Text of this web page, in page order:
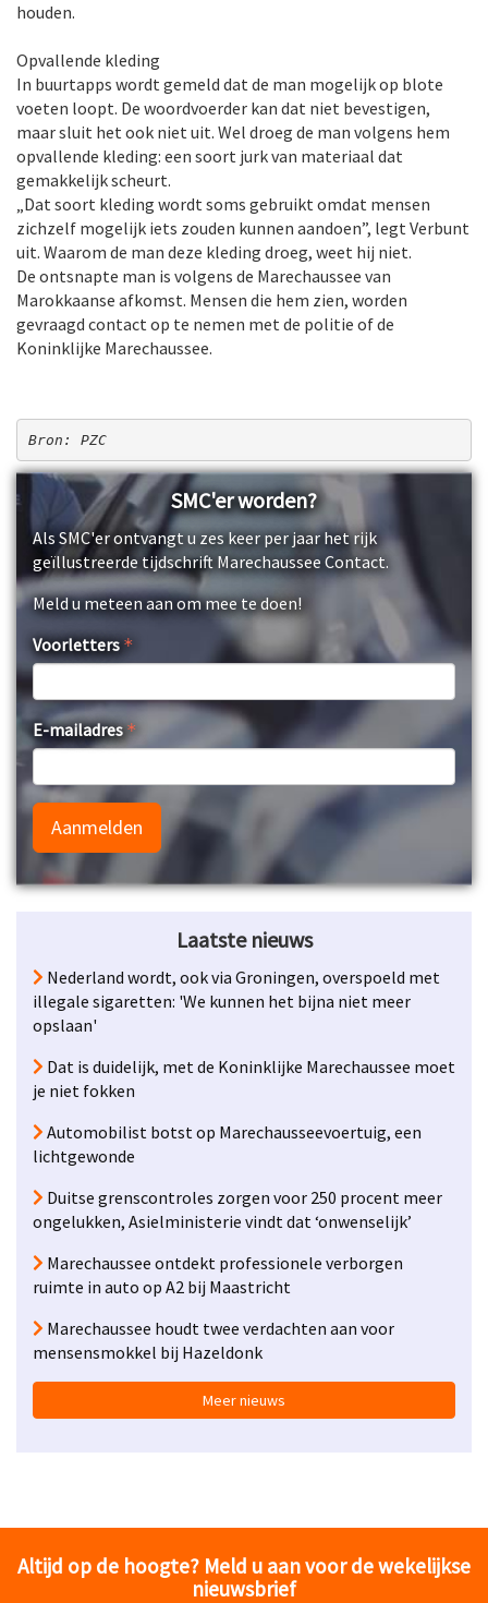
houden.
Opvallende kleding
In buurtapps wordt gemeld dat de man mogelijk op blote
voeten loopt. De woordvoerder kan dat niet bevestigen,
maar sluit het ook niet uit. Wel droeg de man volgens hem
opvallende kleding: een soort jurk van materiaal dat
gemakkelijk scheurt.
„Dat soort kleding wordt soms gebruikt omdat mensen
zichzelf mogelijk iets zouden kunnen aandoen”, legt Verbunt
uit. Waarom de man deze kleding droeg, weet hij niet.
De ontsnapte man is volgens de Marechaussee van
Marokkaanse afkomst. Mensen die hem zien, worden
gevraagd contact op te nemen met de politie of de
Koninklijke Marechaussee.
Bron: PZC
SMC'er worden?
Als SMC'er ontvangt u zes keer per jaar het rijk
geïllustreerde tijdschrift Marechaussee Contact.
Meld u meteen aan om mee te doen!
Voorletters
E-mailadres
Aanmelden
Laatste nieuws
Nederland wordt, ook via Groningen, overspoeld met
illegale sigaretten: 'We kunnen het bijna niet meer
opslaan'
Dat is duidelijk, met de Koninklijke Marechaussee moet
je niet fokken
Automobilist botst op Marechausseevoertuig, een
lichtgewonde
Duitse grenscontroles zorgen voor 250 procent meer
ongelukken, Asielministerie vindt dat ‘onwenselijk’
Marechaussee ontdekt professionele verborgen
ruimte in auto op A2 bij Maastricht
Marechaussee houdt twee verdachten aan voor
mensensmokkel bij Hazeldonk
Meer nieuws
Altijd op de hoogte? Meld u aan voor de wekelijkse
nieuwsbrief